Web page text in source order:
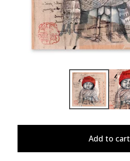
Add to cart